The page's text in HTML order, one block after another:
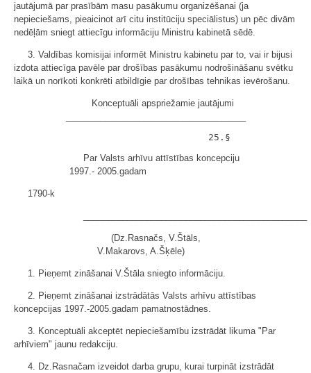
jautājumā par prasībām masu pasākumu organizēšanai (ja
nepieciešams, pieaicinot arī citu institūciju speciālistus) un pēc divām
nedēļām sniegt attiecīgu informāciju Ministru kabinetā sēdē.
3. Valdības komisijai informēt Ministru kabinetu par to, vai ir bijusi
izdota attiecīga pavēle par drošības pasākumu nodrošināšanu svētku
laikā un norīkoti konkrēti atbildīgie par drošības tehnikas ievērošanu.
Konceptuāli apspriežamie jautājumi
Par Valsts arhīvu attīstības koncepciju
1997.- 2005.gadam
1790-k
(Dz.Rasnačs, V.Štāls,
V.Makarovs, A.Šķēle)
1. Pieņemt zināšanai V.Štāla sniegto informāciju.
2. Pieņemt zināšanai izstrādātās Valsts arhīvu attīstības
koncepcijas 1997.-2005.gadam pamatnostādnes.
3. Konceptuāli akceptēt nepieciešamību izstrādāt likuma "Par
arhīviem" jaunu redakciju.
4. Dz.Rasnačam izveidot darba grupu, kurai turpināt izstrādāt